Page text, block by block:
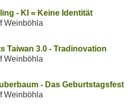
- KI = Keine Identität
Weinböhla
Taiwan 3.0 - Tradinovation
Weinböhla
- Das Geburtstagsfest
Weinböhla